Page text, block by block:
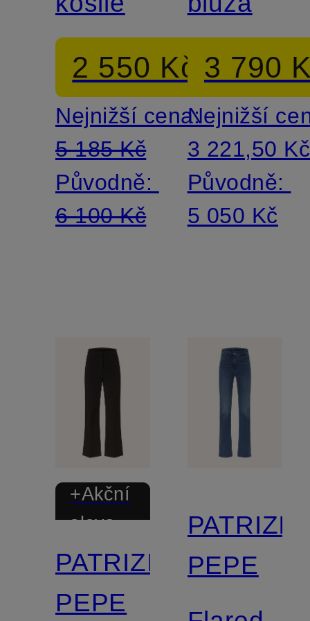
2 550 Kč
Nejnižší cena:
5 185 Kč
Původně:
6 100 Kč
3 790
Nejnižší
3 221,50 Kč
Původně:
5 050 Kč
+Akční
sleva
PATRIZIA
PEPE
PATRIZIA
PEPE